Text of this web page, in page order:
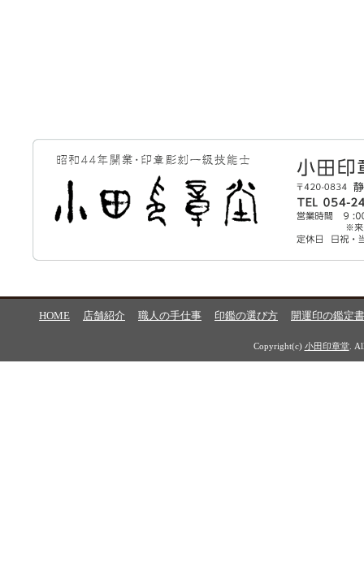
HOME 店舗紹介 職人の手仕事 印鑑の選び方 開運印の鑑定書
Copyright(c) 小田印章堂.